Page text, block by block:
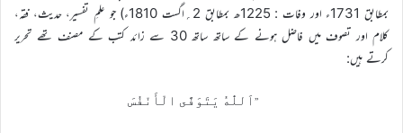
بمطابق 1731ء اور وفات : 1225ھ بمطابق 2؍اگست 1810ء) جو علمِ تفسیر، حدیث، فقہ،
کلام اور تصوف میں فاضل ہونے کے ساتھ ساتھ 30 سے زائد کتب کے مصنف تھے تحریر
کرتے ہیں:
’’اَللّٰهُ يَتَوَفَّى الْأَنْفُسَ